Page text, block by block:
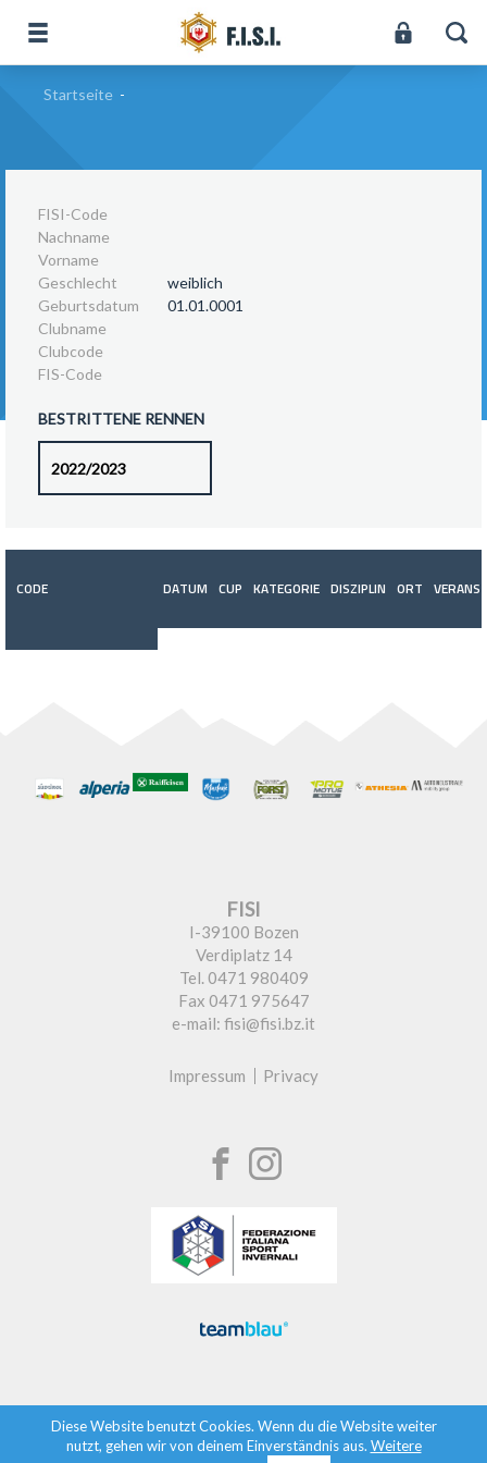
Startseite -
FISI-Code
Nachname
Vorname
Geschlecht
weiblich
Geburtsdatum
01.01.0001
Clubname
Clubcode
FIS-Code
BESTRITTENE RENNEN
CODE DATUM CUP KATEGORIE DISZIPLIN ORT
FISI
I-39100 Bozen
Verdiplatz 14
Tel. 0471 980409
Fax 0471 975647
e-mail: fisi@fisi.bz.it
Impressum Privacy
Diese Website benutzt Cookies. Wenn du die Website weiter
nutzt, gehen wir von deinem Einverständnis aus. Weitere